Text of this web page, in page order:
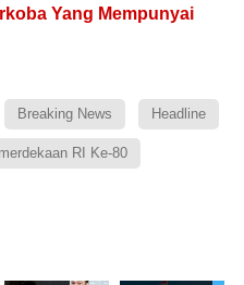
Yang Mempunyai
Breaking News Headline
RI Ke-80